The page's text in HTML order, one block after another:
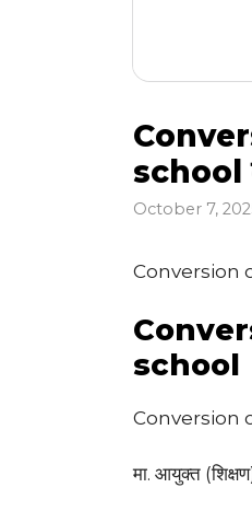
school
October 7,
Conversion
school
Conversion
मा. आयुक्त